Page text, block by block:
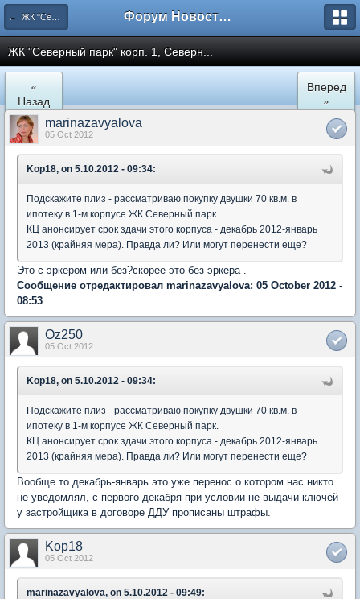
← ЖК "Северный Парк" Форум Новостройки
ЖК "Северный парк" корп. 1, Северн...
«
Назад
Вперед
»
marinazavyalova
05 Oct 2012
Kop18, on 5.10.2012 - 09:34:
Подскажите плиз - рассматриваю покупку двушки 70 кв.м. в
ипотеку в 1-м корпусе ЖК Северный парк.
КЦ анонсирует срок здачи этого корпуса - декабрь 2012-январь
2013 (крайняя мера). Правда ли? Или могут перенести еще?
Это с эркером или без?скорее это без эркера .
Сообщение отредактировал marinazavyalova: 05 October 2012 -
08:53
Oz250
05 Oct 2012
Kop18, on 5.10.2012 - 09:34:
Подскажите плиз - рассматриваю покупку двушки 70 кв.м. в
ипотеку в 1-м корпусе ЖК Северный парк.
КЦ анонсирует срок здачи этого корпуса - декабрь 2012-январь
2013 (крайняя мера). Правда ли? Или могут перенести еще?
Вообще то декабрь-январь это уже перенос о котором нас никто
не уведомлял, с первого декабря при условии не выдачи ключей
у застройщика в договоре ДДУ прописаны штрафы.
Kop18
05 Oct 2012
marinazavyalova, on 5.10.2012 - 09:49: